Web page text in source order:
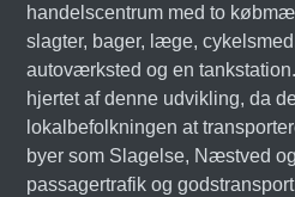
handelscentrum med to
slagter, bager, læge,
autoværksted og en
hjertet af denne udvikling, da
lokalbefolkningen at
byer som Slagelse, Næstved
passagertrafik og